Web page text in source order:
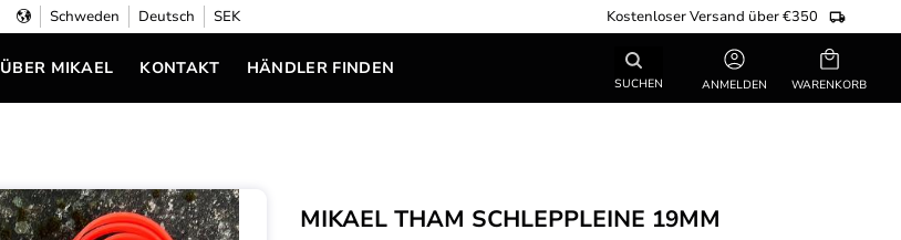
Schweden Deutsch SEK Kostenloser Versand über €350
SUCHEN
ÜBER MIKAEL KONTAKT HÄNDLER FINDEN
ANMELDEN
Warenkorb
MIKAEL THAM SCHLEPPLEINE 19MM